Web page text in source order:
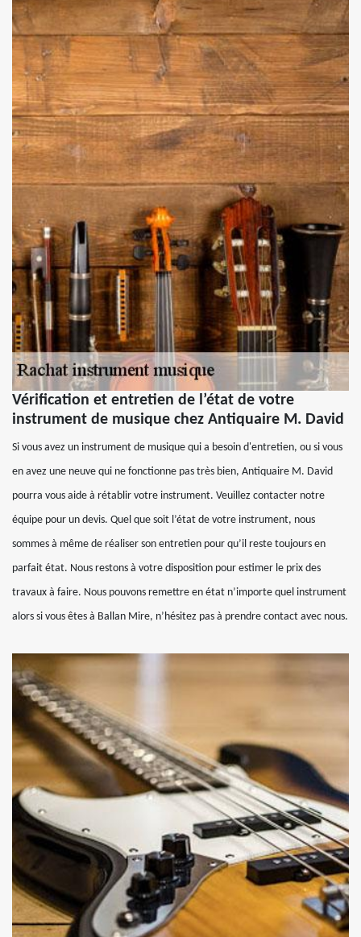
Vérification et entretien de l’état de votre
instrument de musique chez Antiquaire M. David
Si vous avez un instrument de musique qui a besoin d'entretien, ou si vous
en avez une neuve qui ne fonctionne pas très bien, Antiquaire M. David
pourra vous aide à rétablir votre instrument. Veuillez contacter notre
équipe pour un devis. Quel que soit l’état de votre instrument, nous
sommes à même de réaliser son entretien pour qu’il reste toujours en
parfait état. Nous restons à votre disposition pour estimer le prix des
travaux à faire. Nous pouvons remettre en état n’importe quel instrument
alors si vous êtes à Ballan Mire, n’hésitez pas à prendre contact avec nous.